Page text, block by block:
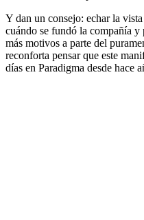
Y dan un consejo: echar la
cuándo se fundó la compañía
más motivos a parte del
reconforta pensar que este
días en Paradigma desde hace